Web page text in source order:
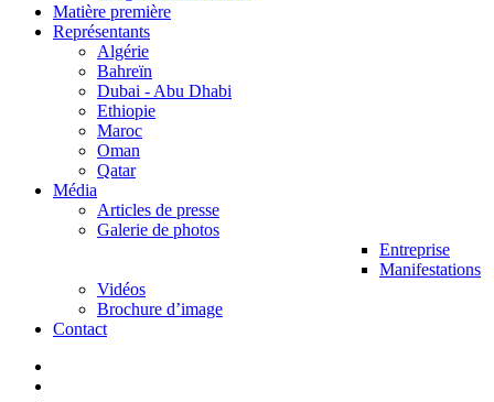
Matière première
Représentants
Algérie
Bahreïn
Dubai - Abu Dhabi
Ethiopie
Maroc
Oman
Qatar
Média
Articles de presse
Galerie de photos
Entreprise
Manifestations
Vidéos
Brochure d’image
Contact